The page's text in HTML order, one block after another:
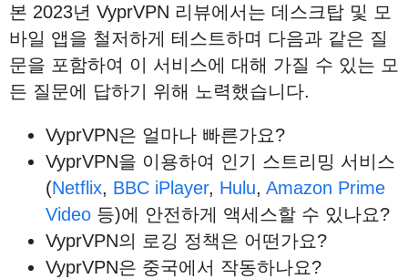
본 2023년 VyprVPN 리뷰에서는 데스크탑 및 모
바일 앱을 철저하게 테스트하며 다음과 같은 질
문을 포함하여 이 서비스에 대해 가질 수 있는 모
든 질문에 답하기 위해 노력했습니다.
VyprVPN은 얼마나 빠른가요?
VyprVPN을 이용하여 인기 스트리밍 서비스
(Netflix, BBC iPlayer, Hulu, Amazon Prime
Video 등)에 안전하게 액세스할 수 있나요?
VyprVPN의 로깅 정책은 어떤가요?
VyprVPN은 중국에서 작동하나요?